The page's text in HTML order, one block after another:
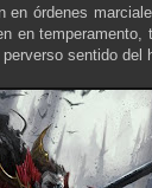
en órdenes
en
sentido del